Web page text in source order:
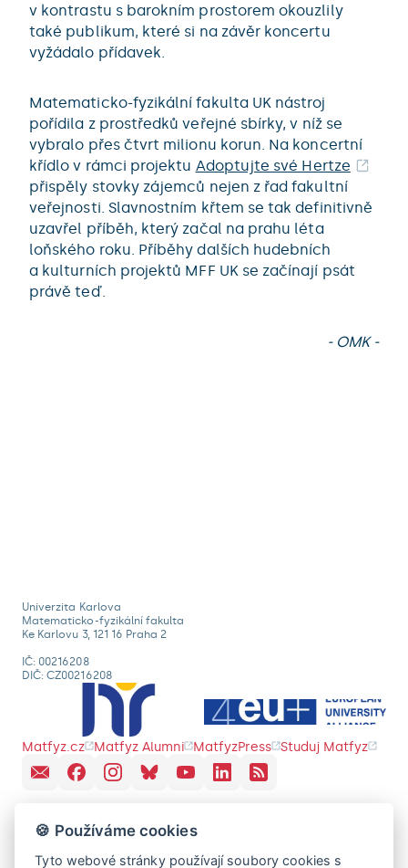
v kontrastu s barokním prostorem okouzlily
také publikum, které si na závěr koncertu
vyžádalo přídavek.
Matematicko-fyzikální fakulta UK nástroj
pořídila z prostředků veřejné sbírky, v níž se
vybralo přes čtvrt milionu korun. Na koncertní
křídlo v rámci projektu Adoptujte své Hertze
přispěly stovky zájemců nejen z řad fakultní
veřejnosti. Slavnostním křtem se tak definitivně
uzavřel příběh, který začal na prahu léta
loňského roku. Příběhy dalších hudebních
a kulturních projektů MFF UK se začínají psát
právě teď.
- OMK -
Univerzita Karlova
Matematicko-fyzikální fakulta
Ke Karlovu 3, 121 16 Praha 2
IČ: 00216208
DIČ: CZ00216208
Matfyz.cz Matfyz Alumni MatfyzPress Studuj Matfyz
🍪 Používáme cookies
Tyto webové stránky používají soubory cookies s